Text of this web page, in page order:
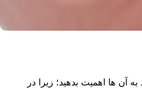
آن ها اهمیت بدهید؛ زیرا در